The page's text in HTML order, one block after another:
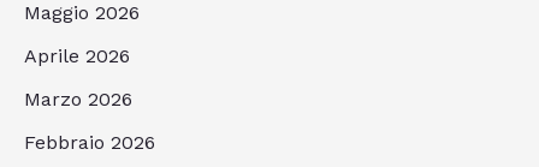
Maggio 2026
Aprile 2026
Marzo 2026
Febbraio 2026